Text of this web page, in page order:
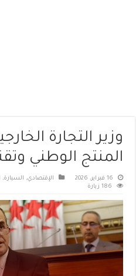
وزير التجارة
المنتج الوطني
16 فبراير، 2026 الإقتصادي, السيارة,
186 زيارة